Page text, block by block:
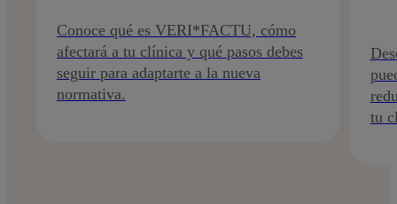
Conoce qué es VERI*FACTU, cómo
afectará a tu clínica y qué pasos debes
seguir para adaptarte a la nueva
normativa.
tu